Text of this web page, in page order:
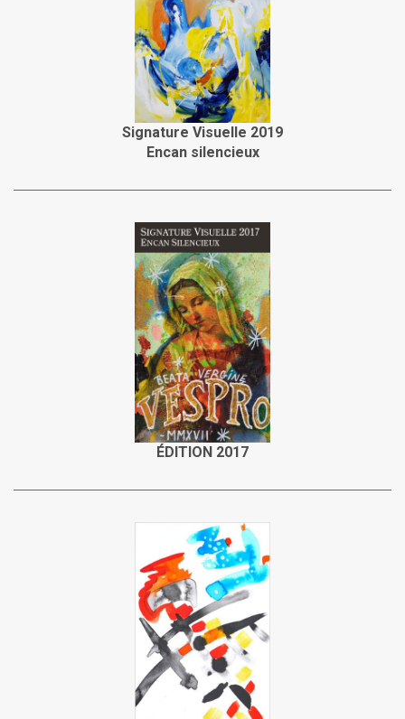
Signature Visuelle 2019
Encan silencieux
ÉDITION 2017